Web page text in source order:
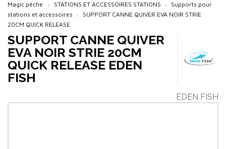
Magic pêche STATIONS ET ACCESSOIRES STATIONS
Supports pour
stations et accessoires
SUPPORT CANNE QUIVER EVA NOIR STRIE
20CM QUICK RELEASE
SUPPORT CANNE QUIVER
EVA NOIR STRIE 20CM
QUICK RELEASE EDEN
FISH
EDEN FISH